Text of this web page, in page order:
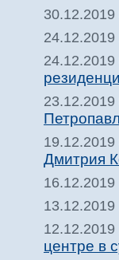
30.12.2019
24.12.2019
24.12.2019
23.12.2019
19.12.2019
Дмитрия
16.12.2019
13.12.2019
12.12.2019
центре в